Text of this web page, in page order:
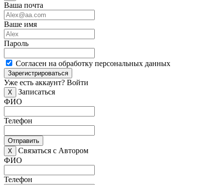
Ваша почта
Ваше имя
Пароль
Согласен на обработку персональных данных
Зарегистрироваться
Уже есть аккаунт? Войти
X
Записаться
ФИО
Телефон
Отправить
X
Связаться с Автором
ФИО
Телефон